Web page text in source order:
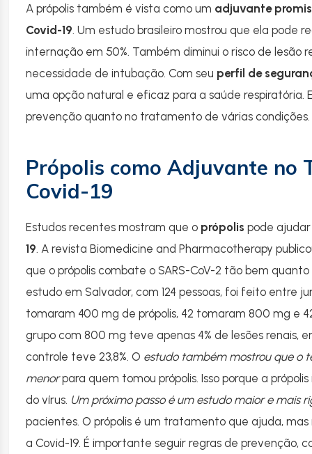
A própolis também é vista como um adjuvante
Covid-19 . Um estudo brasileiro mostrou que ela pode
internação em 50%. Também diminui o risco de lesão
necessidade de intubação. Com seu perfil de
uma opção natural e eficaz para a saúde respiratória.
prevenção quanto no tratamento de várias condições.
Própolis como Adjuvante no
Covid-19
Estudos recentes mostram que o própolis pode
19 . A revista Biomedicine and Pharmacotherapy
que o própolis combate o SARS-CoV-2 tão bem
estudo em Salvador, com 124 pessoas, foi feito entre
tomaram 400 mg de própolis, 42 tomaram 800 mg e
grupo com 800 mg teve apenas 4% de lesões renais,
controle teve 23,8%. O estudo também mostrou que o
menorpara quem tomou própolis. Isso porque a
do vírus. Um próximo passo é um estudo maior e mais
pacientes. O própolis é um tratamento que ajuda,
a Covid-19. É importante seguir regras de prevenção,